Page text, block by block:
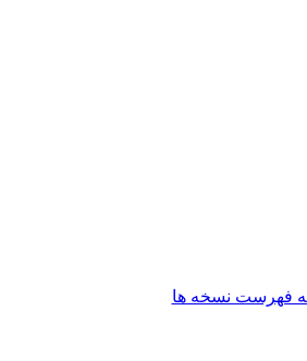
فهرست نسخه ها